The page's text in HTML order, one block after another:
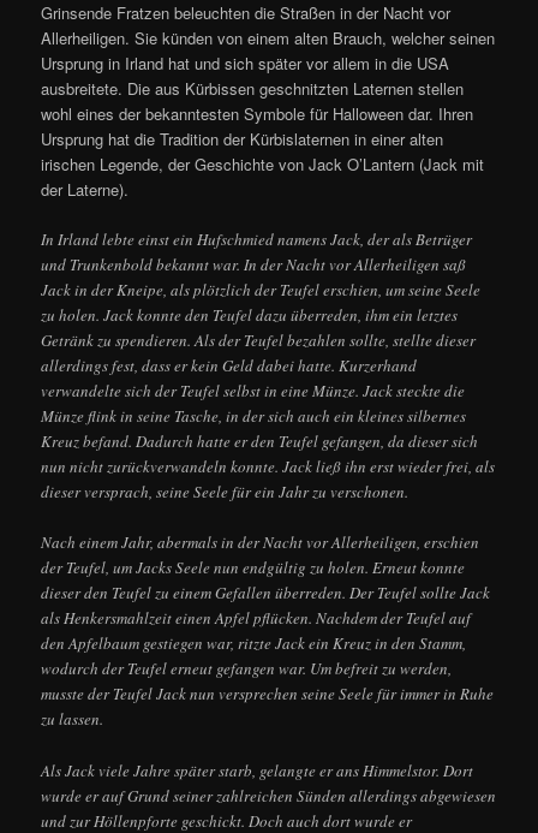
Grinsende Fratzen beleuchten die Straßen in der Nacht vor
Allerheiligen. Sie künden von einem alten Brauch, welcher seinen
Ursprung in Irland hat und sich später vor allem in die USA
ausbreitete. Die aus Kürbissen geschnitzten Laternen stellen
wohl eines der bekanntesten Symbole für Halloween dar. Ihren
Ursprung hat die Tradition der Kürbislaternen in einer alten
irischen Legende, der Geschichte von Jack O’Lantern (Jack mit
der Laterne).
In Irland lebte einst ein Hufschmied namens Jack, der als Betrüger
und Trunkenbold bekannt war. In der Nacht vor Allerheiligen saß
Jack in der Kneipe, als plötzlich der Teufel erschien, um seine Seele
zu holen. Jack konnte den Teufel dazu überreden, ihm ein letztes
Getränk zu spendieren. Als der Teufel bezahlen sollte, stellte dieser
allerdings fest, dass er kein Geld dabei hatte. Kurzerhand
verwandelte sich der Teufel selbst in eine Münze. Jack steckte die
Münze flink in seine Tasche, in der sich auch ein kleines silbernes
Kreuz befand. Dadurch hatte er den Teufel gefangen, da dieser sich
nun nicht zurückverwandeln konnte. Jack ließ ihn erst wieder frei, als
dieser versprach, seine Seele für ein Jahr zu verschonen.
Nach einem Jahr, abermals in der Nacht vor Allerheiligen, erschien
der Teufel, um Jacks Seele nun endgültig zu holen. Erneut konnte
dieser den Teufel zu einem Gefallen überreden. Der Teufel sollte Jack
als Henkersmahlzeit einen Apfel pflücken. Nachdem der Teufel auf
den Apfelbaum gestiegen war, ritzte Jack ein Kreuz in den Stamm,
wodurch der Teufel erneut gefangen war. Um befreit zu werden,
musste der Teufel Jack nun versprechen seine Seele für immer in Ruhe
zu lassen.
Als Jack viele Jahre später starb, gelangte er ans Himmelstor. Dort
wurde er auf Grund seiner zahlreichen Sünden allerdings abgewiesen
und zur Höllenpforte geschickt. Doch auch dort wurde er